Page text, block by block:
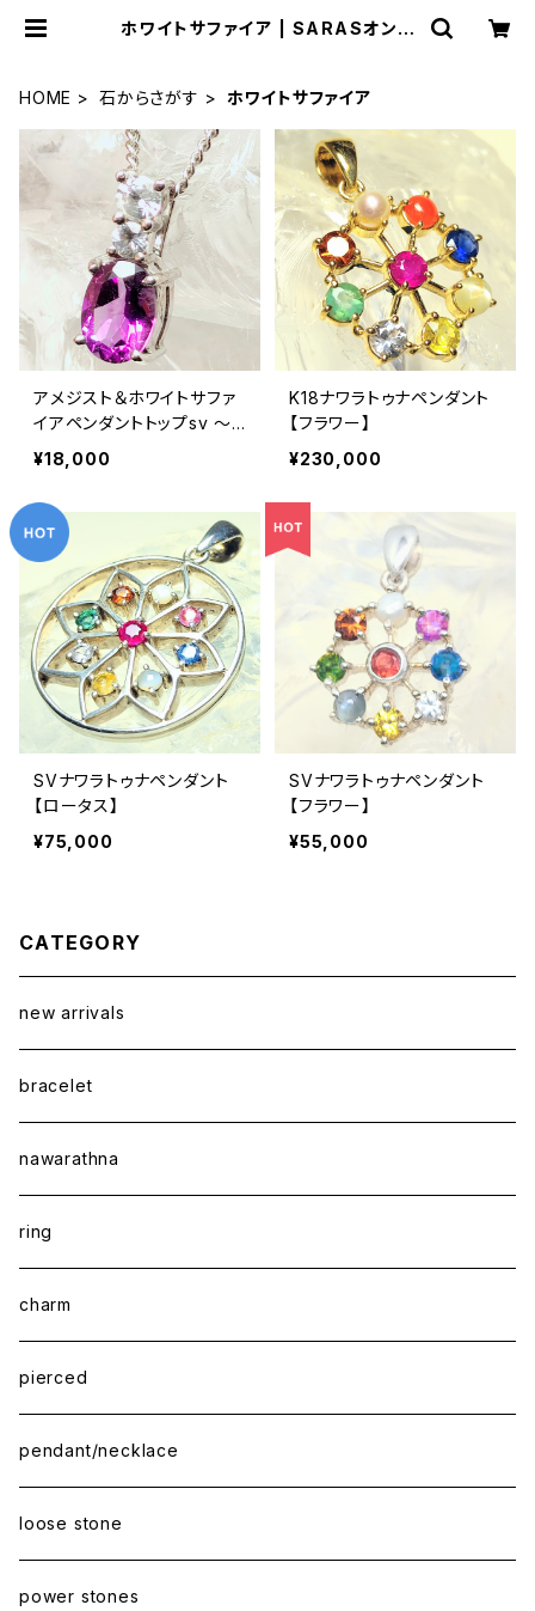
ホワイトサファイア | SARASオンラ
HOME 石からさがす ホワイトサファイア
アメジスト＆ホワイトサファ
イアペンダントトップsv ～
精神安定＆魔除け～
¥18,000
K18ナワラトゥナペンダント
【フラワー】
¥230,000
SVナワラトゥナペンダント
【ロータス】
¥75,000
SVナワラトゥナペンダント
【フラワー】
¥55,000
CATEGORY
new arrivals
bracelet
nawarathna
ring
charm
pierced
pendant/necklace
loose stone
power stones